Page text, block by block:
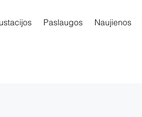
Paslaugos Naujienos